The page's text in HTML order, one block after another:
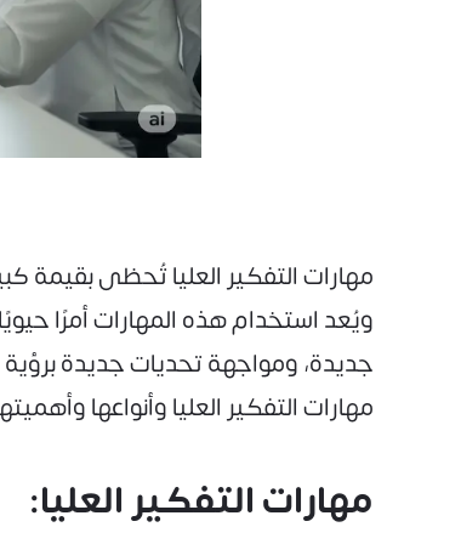
مهارات التفكير العليا تُحظى بقيمة
ويُعد استخدام هذه المهارات أمرًا
جديدة، ومواجهة تحديات جديدة
مهارات التفكير العليا وأنواعها
مهارات التفكير العليا: